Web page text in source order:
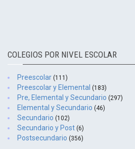
COLEGIOS POR NIVEL ESCOLAR
Preescolar (111)
Preescolar y Elemental (183)
Pre, Elemental y Secundario (297)
Elemental y Secundario (46)
Secundario (102)
Secundario y Post (6)
Postsecundario (356)